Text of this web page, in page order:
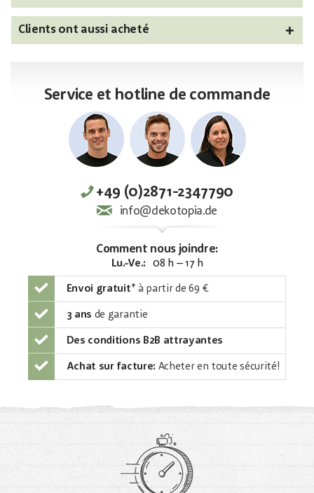
Clients ont aussi acheté
Service et hotline de commande
+49 (0)2871-2347790
info@dekotopia.de
Comment nous joindre:
Lu.-Ve.: 08 h – 17 h
Envoi gratuit* à partir de 69 €
3 ans de garantie
Des conditions B2B attrayantes
Achat sur facture: Acheter en toute sécurité!